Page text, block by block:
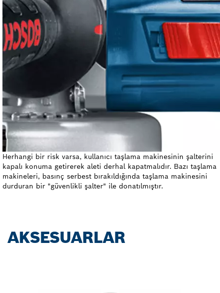
Herhangi bir risk varsa, kullanıcı taşlama makinesinin şalterini
kapalı konuma getirerek aleti derhal kapatmalıdır. Bazı taşlama
makineleri, basınç serbest bırakıldığında taşlama makinesini
durduran bir "güvenlikli şalter" ile donatılmıştır.
AKSESUARLAR